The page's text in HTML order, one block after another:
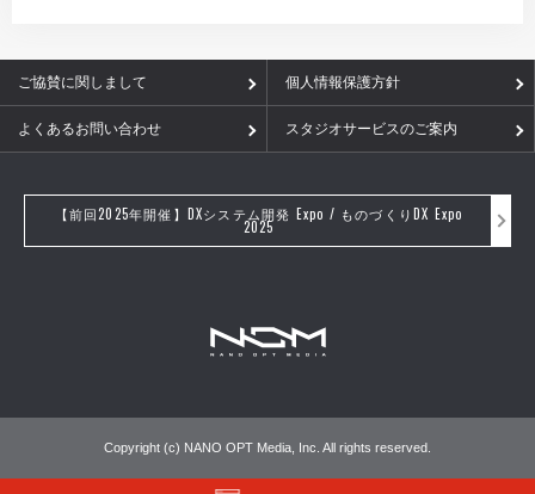
ご協賛に関しまして 個人情報保護方針
よくあるお問い合わせ スタジオサービスのご案内
【前回2025年開催】DXシステム開発 Expo / ものづくりDX Expo
2025
Copyright (c) NANO OPT Media, Inc. All rights reserved.